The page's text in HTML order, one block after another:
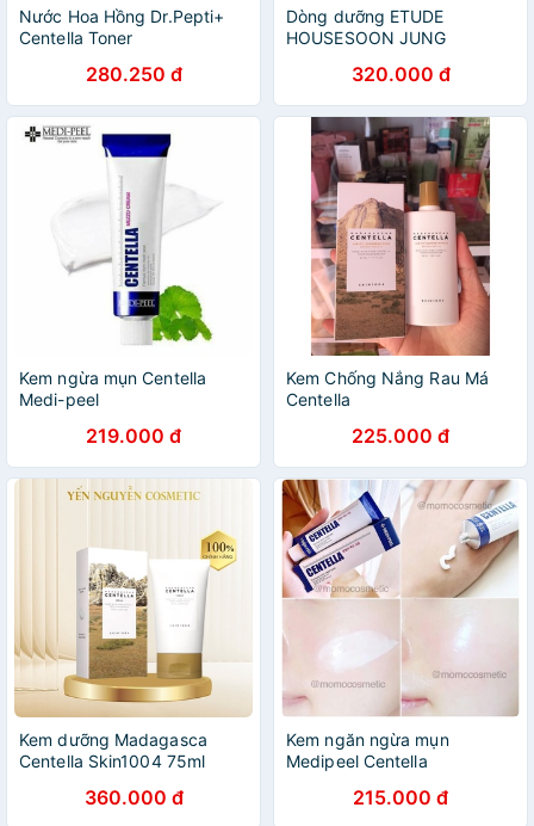
Nước Hoa Hồng Dr.Pepti+
Centella Toner
280.250 đ
Dòng dưỡng ETUDE
HOUSESOON JUNG
320.000 đ
Kem ngừa mụn Centella
Medi-peel
219.000 đ
Kem Chống Nắng Rau Má
Centella
225.000 đ
Kem dưỡng Madagasca
Centella Skin1004 75ml
360.000 đ
Kem ngăn ngừa mụn
Medipeel Centella
215.000 đ